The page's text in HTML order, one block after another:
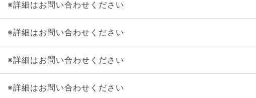
※詳細はお問い合わせください
※詳細はお問い合わせください
※詳細はお問い合わせください
※詳細はお問い合わせください